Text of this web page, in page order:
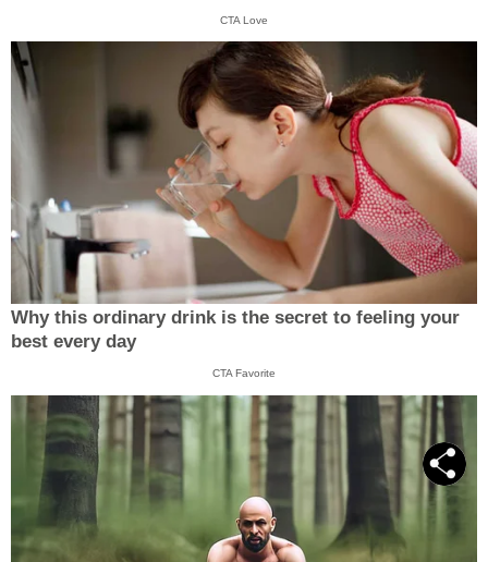
CTA Love
Why this ordinary drink is the secret to feeling your
best every day
CTA Favorite